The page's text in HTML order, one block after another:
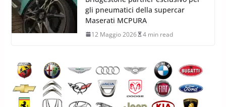
gli pneumatici della supercar
Maserati MCPURA
12 Maggio 2026 4 min read